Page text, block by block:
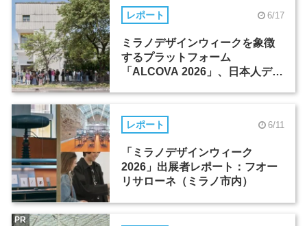
レポート 6/17
ミラノデザインウィークを象徴
するプラットフォーム
「ALCOVA 2026」、日本人デザ
レポート 6/11
「ミラノデザインウィーク
2026」出展者レポート：フオー
リサローネ（ミラノ市内）
PR